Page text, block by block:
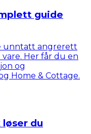
guide
unntatt angrerett
Her får du en
og
Home & Cottage.
du